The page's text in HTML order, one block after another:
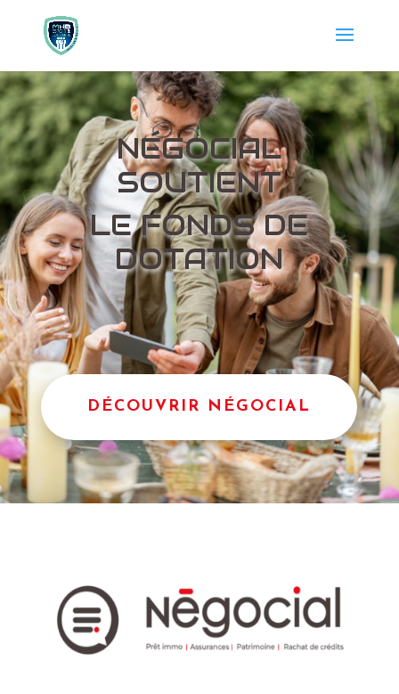
NÉGOCIAL
SOUTIENT
LE FONDS DE
DOTATION
DÉCOUVRIR NÉGOCIAL